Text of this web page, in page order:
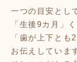
一つの目安とし
「生後9カ月」
「歯が上下とも
お伝えしていま